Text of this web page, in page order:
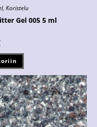
, Koristelu
Gel 005 5 ml